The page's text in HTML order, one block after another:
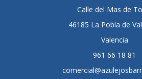
Calle del Mas de
46185 La Pobla de
Valencia
961 66 18 81